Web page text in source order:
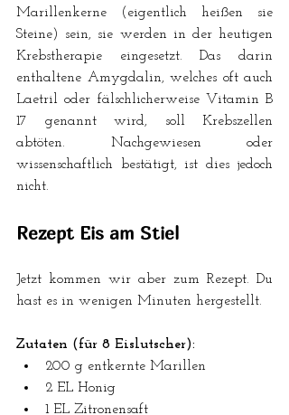
Marillenkerne (eigentlich heißen sie
Steine) sein, sie werden in der heutigen
Krebstherapie eingesetzt. Das darin
enthaltene Amygdalin, welches oft auch
Laetril oder fälschlicherweise Vitamin B
17 genannt wird, soll Krebszellen
abtöten. Nachgewiesen oder
wissenschaftlich bestätigt, ist dies jedoch
nicht.
Rezept Eis am Stiel
Jetzt kommen wir aber zum Rezept. Du
hast es in wenigen Minuten hergestellt.
Zutaten (für 8 Eislutscher):
200 g entkernte Marillen
2 EL Honig
1 EL Zitronensaft